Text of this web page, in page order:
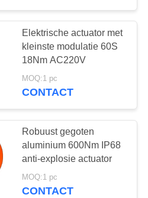
Actuator
27
actuator
Elektrische actuator met
kleinste modulatie 60S
18Nm AC220V
MOQ:1 pc
CONTACT
Robuust gegoten
aluminium 600Nm IP68
anti-explosie actuator
MOQ:1 pc
CONTACT